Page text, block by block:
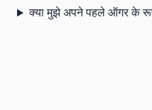
क्या मुझे अपने पहले ऑगर के रूप